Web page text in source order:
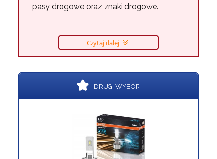
pasy drogowe oraz znaki drogowe.
Czytaj dalej
DRUGI WYBÓR